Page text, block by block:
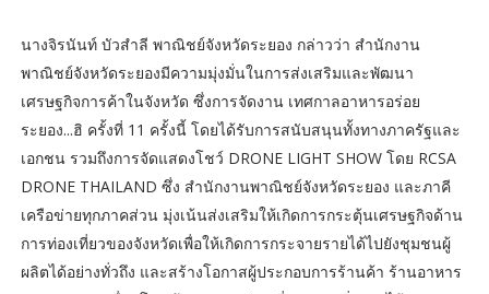
นางจิรนันท์ บัวสำลี พาณิชย์จังหวัดระยอง กล่าวว่า สำนักงาน
พาณิชย์จังหวัดระยองมีความมุ่งมั่นในการส่งเสริมและพัฒนา
เศรษฐกิจการค้าในจังหวัด ซึ่งการจัดงาน เทศกาลอาหารอร่อย
ระยอง...ฮิ ครั้งที่ 11 ครั้งนี้ โดยได้รับการสนับสนุนทั้งทางภาครัฐและ
เอกชน รวมถึงการจัดแสดงโชว์ DRONE LIGHT SHOW โดย RCSA
DRONE THAILAND ซึ่ง สำนักงานพาณิชย์จังหวัดระยอง และภาคี
เครือข่ายทุกภาคส่วน มุ่งเน้นส่งเสริมให้เกิดการกระตุ้นเศรษฐกิจด้าน
การท่องเที่ยวของจังหวัดเพื่อให้เกิดการกระจายรายได้ไปยังชุมชนผู้
ผลิตได้อย่างทั่วถึง และสร้างโอกาสผู้ประกอบการร้านค้า ร้านอาหาร